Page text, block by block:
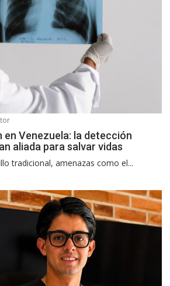
en Venezuela: la detección
aliada para salvar vidas
tradicional, amenazas como el...